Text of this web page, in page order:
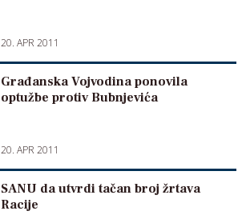
20. APR 2011
Građanska Vojvodina ponovila
optužbe protiv Bubnjevića
20. APR 2011
SANU da utvrdi tačan broj žrtava
Racije